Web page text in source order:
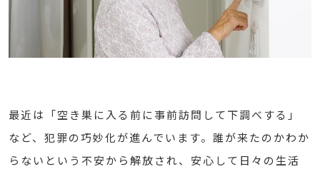
最近は「空き巣に入る前に事前訪問して下調べする」
など、犯罪の巧妙化が進んでいます。誰が来たのかわか
らないという不安から解放され、安心して日々の生活